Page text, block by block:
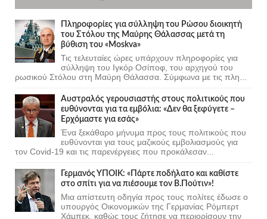
Πληροφορίες για σύλληψη του Ρώσου διοικητή
του Στόλου της Mαύρης Θάλασσας μετά τη
βύθιση του «Moskva»
Τις τελευταίες ώρες υπάρχουν πληροφορίες για
σύλληψη του Ιγκόρ Οσίποφ, του αρχηγού του
ρωσικού Στόλου στη Μαύρη Θάλασσα. Σύμφωνα με τις πλη...
Αυστραλός γερουσιαστής στους πολιτικούς που
ευθύνονται για τα εμβόλια: «Δεν θα ξεφύγετε –
Ερχόμαστε για εσάς»
Ένα ξεκάθαρο μήνυμα προς τους πολιτικούς που
ευθύνονται για τους μαζικούς εμβολιασμούς για
τον Covid-19 και τις παρενέργειες που προκάλεσαν...
Γερμανός ΥΠΟΙΚ: «Πάρτε ποδήλατο και καθίστε
στο σπίτι για να πιέσουμε τον Β.Πούτιν»!
Μια απίστευτη οδηγία προς τους πολίτες έδωσε ο
υπουργός Οικονομικών της Γερμανίας Ρόμπερτ
Χάμπεκ, καθώς τους ζήτησε να περιορίσουν την